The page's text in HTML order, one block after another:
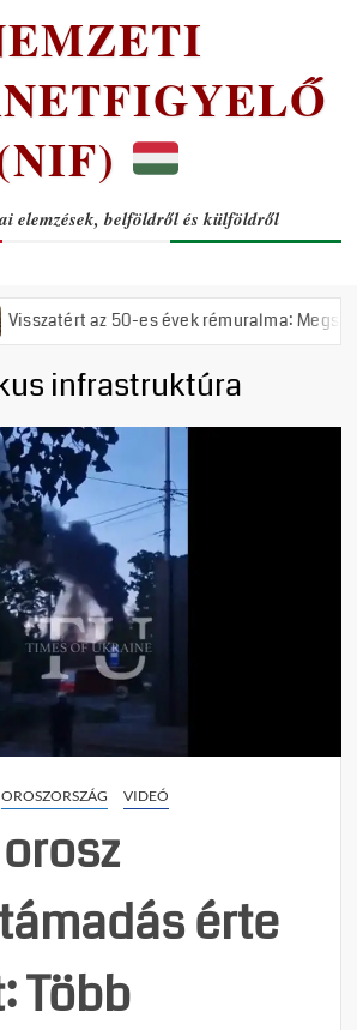
elemzések, belföldről és külföldről
az 50-es évek rémuralma: Megszavazta az
infrastruktúra
OROSZORSZÁG VIDEÓ
érte
Több